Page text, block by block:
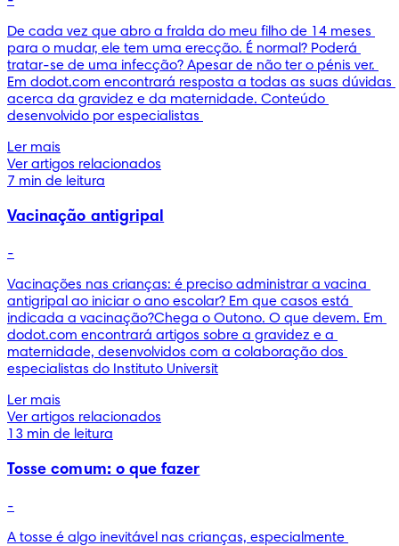
De cada vez que abro a fralda do meu filho de 14 meses
para o mudar, ele tem uma erecção. É normal? Poderá
tratar-se de uma infecção? Apesar de não ter o pénis ver.
Em dodot.com encontrará resposta a todas as suas dúvidas
acerca da gravidez e da maternidade. Conteúdo
desenvolvido por especialistas
Ler mais
Ver artigos relacionados
7 min de leitura
Vacinação antigripal
-
Vacinações nas crianças: é preciso administrar a vacina
antigripal ao iniciar o ano escolar? Em que casos está
indicada a vacinação?Chega o Outono. O que devem. Em
dodot.com encontrará artigos sobre a gravidez e a
maternidade, desenvolvidos com a colaboração dos
especialistas do Instituto Universit
Ler mais
Ver artigos relacionados
13 min de leitura
Tosse comum: o que fazer
-
A tosse é algo inevitável nas crianças, especialmente